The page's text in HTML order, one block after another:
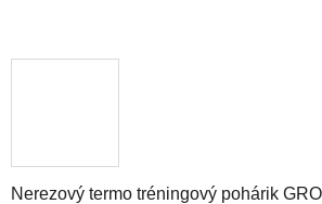
Nerezový termo tréningový pohárik